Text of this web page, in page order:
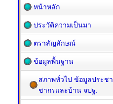
หน้าหลัก
ประวัติความเป็นมา
ตราสัญลักษณ์
ข้อมูลพื้นฐาน
สภาพทั่วไป ข้อมูลประชา
ชากรและบ้าน จปฐ.